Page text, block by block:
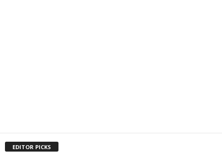
EDITOR PICKS